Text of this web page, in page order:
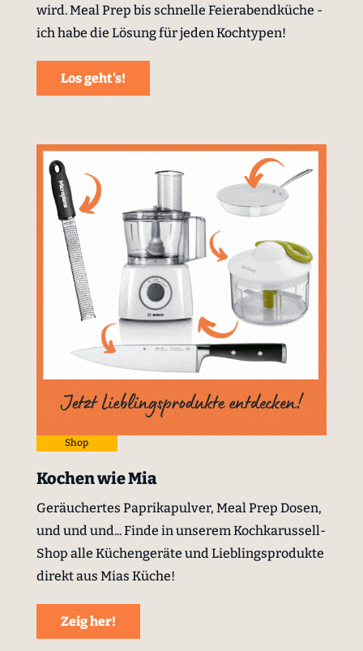
wird. Meal Prep bis schnelle Feierabendküche -
ich habe die Lösung für jeden Kochtypen!
Los geht's!
Shop
Kochen wie Mia
Geräuchertes Paprikapulver, Meal Prep Dosen,
und und und... Finde in unserem Kochkarussell-
Shop alle Küchengeräte und Lieblingsprodukte
direkt aus Mias Küche!
Zeig her!